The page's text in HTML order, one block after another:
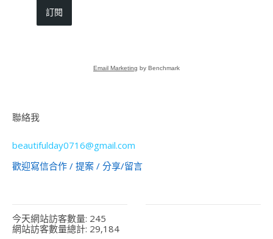
訂閱
Email Marketing by Benchmark
聯絡我
beautifulday0716@gmail.com
歡迎寫信合作 / 提案 / 分享/留言
今天網站訪客數量: 245
網站訪客數量總計: 29,184